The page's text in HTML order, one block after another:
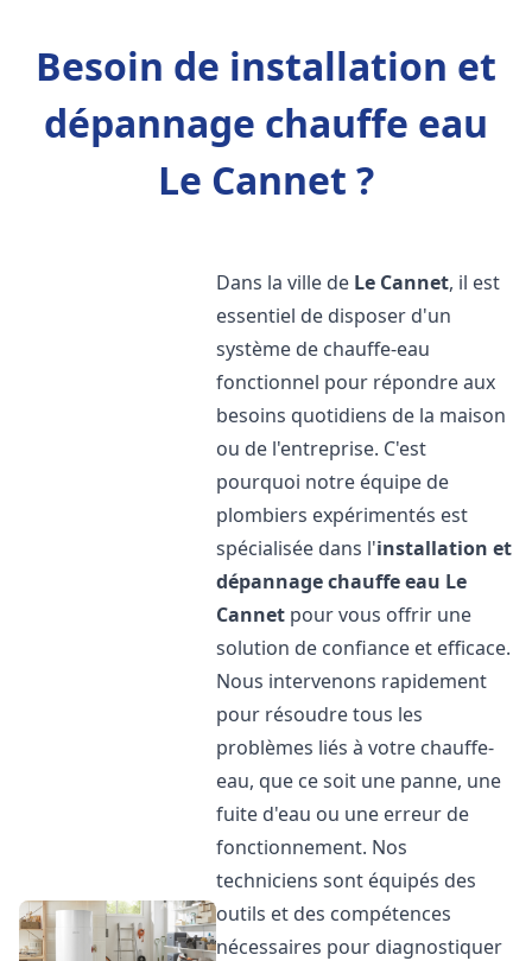
Besoin de installation et
dépannage chauffe eau
Le Cannet ?
Dans la ville de Le Cannet, il est
essentiel de disposer d'un
système de chauffe-eau
fonctionnel pour répondre aux
besoins quotidiens de la maison
ou de l'entreprise. C'est
pourquoi notre équipe de
plombiers expérimentés est
spécialisée dans l'installation et
dépannage chauffe eau Le
Cannet pour vous offrir une
solution de confiance et efficace.
Nous intervenons rapidement
pour résoudre tous les
problèmes liés à votre chauffe-
eau, que ce soit une panne, une
fuite d'eau ou une erreur de
fonctionnement. Nos
techniciens sont équipés des
outils et des compétences
nécessaires pour diagnostiquer